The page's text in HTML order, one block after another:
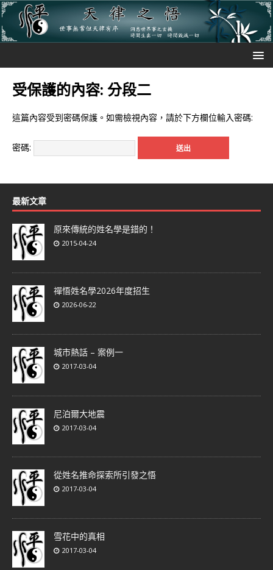
受保護的內容: 分段二
這篇內容受到密碼保護。如需檢視內容，請於下方欄位輸入密碼:
密碼:
最新文章
原來傳統的姓名學是錯的！
2015-04-24
禪悟姓名學2026年度招生
2026-06-22
城市熱話 – 案例一
2017-03-04
尼泊爾大地震
2017-03-04
從姓名推命探索所引發之悟
2017-03-04
雪花中的真相
2017-03-04